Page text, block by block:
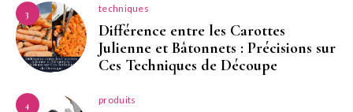
3 techniques
Différence entre les Carottes
Julienne et Bâtonnets : Précisions sur
Ces Techniques de Découpe
4 produits